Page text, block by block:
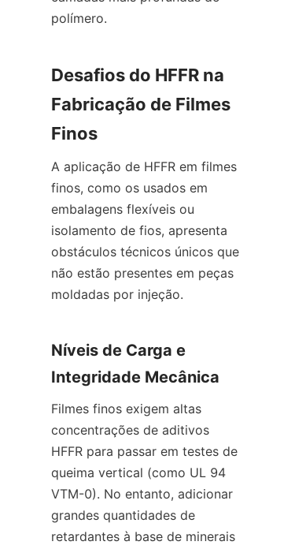
polímero.
Desafios do HFFR na
Fabricação de Filmes
Finos
A aplicação de HFFR em filmes
finos, como os usados em
embalagens flexíveis ou
isolamento de fios, apresenta
obstáculos técnicos únicos que
não estão presentes em peças
moldadas por injeção.
Níveis de Carga e
Integridade Mecânica
Filmes finos exigem altas
concentrações de aditivos
HFFR para passar em testes de
queima vertical (como UL 94
VTM-0). No entanto, adicionar
grandes quantidades de
retardantes à base de minerais